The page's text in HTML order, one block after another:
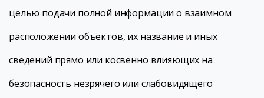
целью подачи полной информации о взаимном
расположении объектов, их название и иных
сведений прямо или косвенно влияющих на
безопасность незрячего или слабовидящего